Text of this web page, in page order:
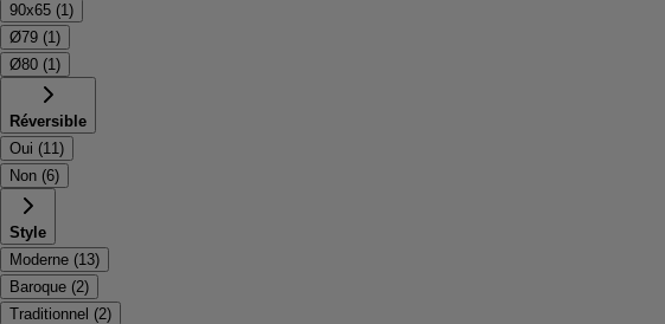
90x65 (1)
Ø79 (1)
Ø80 (1)
Réversible
Oui (11)
Non (6)
Style
Moderne (13)
Baroque (2)
Traditionnel (2)